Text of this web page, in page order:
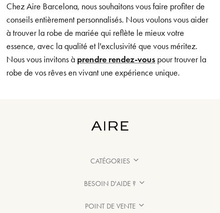
Chez Aire Barcelona, nous souhaitons vous faire profiter de
conseils entièrement personnalisés. Nous voulons vous aider
à trouver la robe de mariée qui reflète le mieux votre
essence, avec la qualité et l'exclusivité que vous méritez.
Nous vous invitons à prendre rendez-vous pour trouver la
robe de vos rêves en vivant une expérience unique.
CATÉGORIES
BESOIN D'AIDE ?
POINT DE VENTE